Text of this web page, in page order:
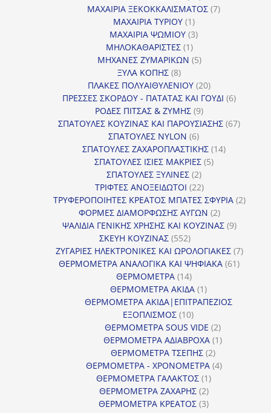
προϊόντα
ΜΑΧΑΙΡΙΑ ΞΕΚΟΚΚΑΛΙΣΜΑΤΟΣ 77
ΜΑΧΑΙΡΙΑ ΤΥΡΙΟΥ 11
προϊόν
ΜΑΧΑΙΡΙΑ ΨΩΜΙΟΥ 33
ΜΗΛΟΚΑΘΑΡΙΣΤΕΣ 11
προϊόν
ΜΗΧΑΝΕΣ ΖΥΜΑΡΙΚΩΝ 55
ΞΥΛΑ ΚΟΠΗΣ 88
προϊόντα
ΠΛΑΚΕΣ ΠΟΛΥΑΙΘΥΛΕΝΙΟΥ 2020
προϊόντα
ΠΡΕΣΣΕΣ ΣΚΟΡΔΟΥ - ΠΑΤΑΤΑΣ ΚΑΙ ΓΟΥΔΙ 66
ΡΟΔΕΣ ΠΙΤΣΑΣ & ΖΥΜΗΣ 99
προϊόντα
ΣΠΑΤΟΥΛΕΣ ΚΟΥΖΙΝΑΣ ΚΑΙ ΠΑΡΟΥΣΙΑΣΗΣ 6767
ΣΠΑΤΟΥΛΕΣ NYLON 66
προϊόντα
ΣΠΑΤΟΥΛΕΣ ΖΑΧΑΡΟΠΛΑΣΤΙΚΗΣ 1414
ΣΠΑΤΟΥΛΕΣ ΙΣΙΕΣ ΜΑΚΡΙΕΣ 55
ΣΠΑΤΟΥΛΕΣ ΞΥΛΙΝΕΣ 22
προϊόντα
ΤΡΙΦΤΕΣ ΑΝΟΞΕΙΔΩΤΟΙ 2222
προϊόντα
ΤΡΥΦΕΡΟΠΟΙΗΤΕΣ ΚΡΕΑΤΟΣ ΜΠΑΤΕΣ ΣΦΥΡΙΑ 22
ΦΟΡΜΕΣ ΔΙΑΜΟΡΦΩΣΗΣ ΑΥΓΩΝ 22
προϊόντα
ΨΑΛΙΔΙΑ ΓΕΝΙΚΗΣ ΧΡΗΣΗΣ ΚΑΙ ΚΟΥΖΙΝΑΣ 99
ΣΚΕΥΗ ΚΟΥΖΙΝΑΣ 552552
προϊόντα
ΖΥΓΑΡΙΕΣ ΗΛΕΚΤΡΟΝΙΚΕΣ ΚΑΙ ΩΡΟΛΟΓΙΑΚΕΣ 77
ΘΕΡΜΟΜΕΤΡΑ ΑΝΑΛΟΓΙΚΑ ΚΑΙ ΨΗΦΙΑΚΑ 6161
ΘΕΡΜΟΜΕΤΡΑ 1414
προϊόντα
ΘΕΡΜΟΜΕΤΡΑ ΑΚΙΔΑ 11
προϊόν
ΘΕΡΜΟΜΕΤΡΑ ΑΚΙΔΑ|ΕΠΙΤΡΑΠΕΖΙΟΣ
ΕΞΟΠΛΙΣΜΟΣ 1010
προϊόντα
ΘΕΡΜΟΜΕΤΡΑ SOUS VIDE 22
προϊόντα
ΘΕΡΜΟΜΕΤΡΑ ΑΔΙΑΒΡΟΧΑ 11
ΘΕΡΜΟΜΕΤΡΑ ΤΣΕΠΗΣ 22
προϊόντα
ΘΕΡΜΟΜΕΤΡΑ - ΧΡΟΝΟΜΕΤΡΑ 44
ΘΕΡΜΟΜΕΤΡΑ ΓΑΛΑΚΤΟΣ 11
προϊόν
ΘΕΡΜΟΜΕΤΡΑ ΖΑΧΑΡΗΣ 22
προϊόντα
ΘΕΡΜΟΜΕΤΡΑ ΚΡΕΑΤΟΣ 33